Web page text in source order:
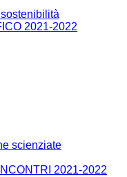
2021-2022
scienziate
2021-2022